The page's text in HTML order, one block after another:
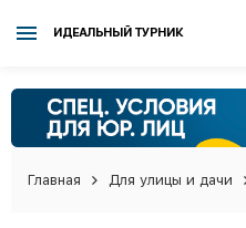
ИДЕАЛЬНЫЙ ТУРНИК
Главная Для улицы и дачи